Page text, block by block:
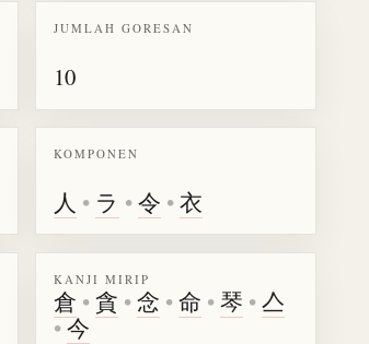
JUMLAH GORESAN
10
KOMPONEN
人 • ラ •令 •衣
KANJI MIRIP
倉 •貪 •念 •命 •琴 •亼
•今